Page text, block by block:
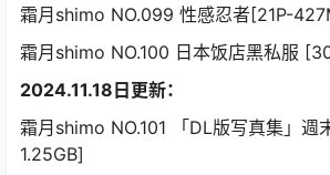
霜月shimo NO.099 性感忍者[21P-
霜月shimo NO.100 日本饭店黑私服
2024.11.18日更新：
霜月shimo NO.101 「DL版写真集」週
1.25GB]